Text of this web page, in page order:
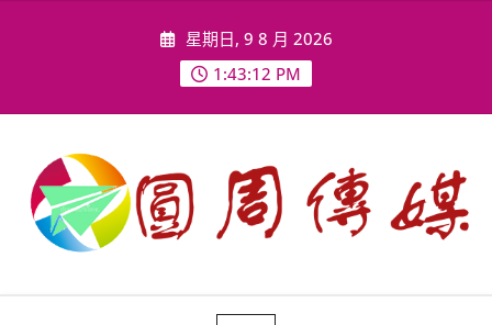
星期日, 9 8 月 2026
1:43:14 PM